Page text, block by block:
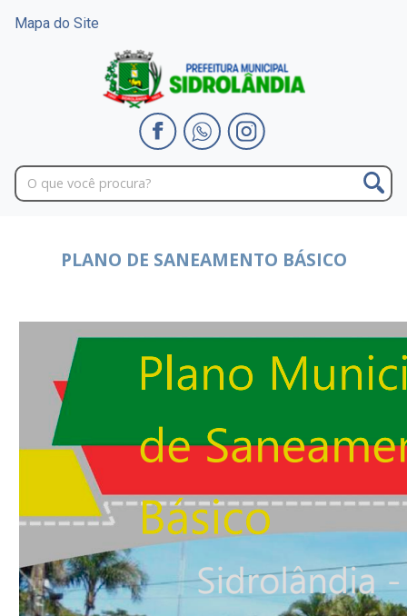
Mapa do Site
PLANO DE SANEAMENTO BÁSICO